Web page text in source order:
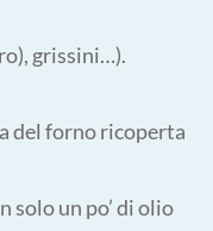
grissini…).
del forno ricoperta
solo un po’ di olio